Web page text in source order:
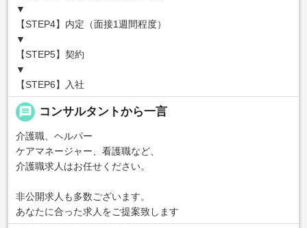
▼
【STEP4】内定（面接1週間程度）
▼
【STEP5】契約
▼
【STEP6】入社
message コンサルタントから一言
介護職、ヘルパー
ケアマネージャー、看護職など、
介護職求人はお任せください。
非公開求人も多数ございます。
あなたに合った求人をご提案致します